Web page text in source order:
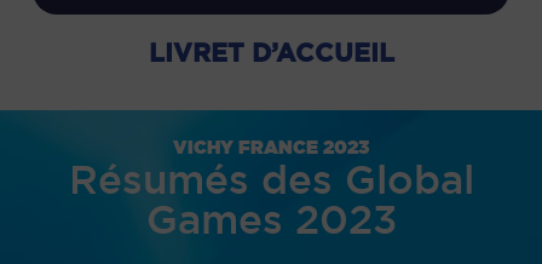
LIVRET D’ACCUEIL
VICHY FRANCE 2023
Résumés des Global
Games 2023